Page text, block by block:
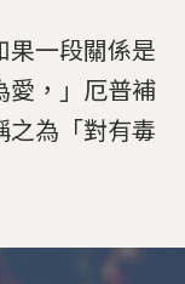
果一段關係是
愛，」厄普補
之為「對有毒